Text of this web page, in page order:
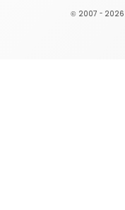
© 2007 - 2026